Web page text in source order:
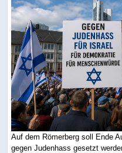
Auf dem Römerberg soll Ende
gegen Judenhass gesetzt